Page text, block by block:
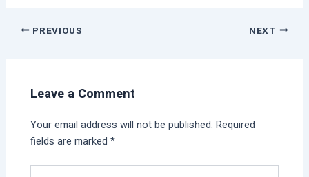
PREVIOUS NEXT
Leave a Comment
Your email address will not be published. Required
fields are marked*